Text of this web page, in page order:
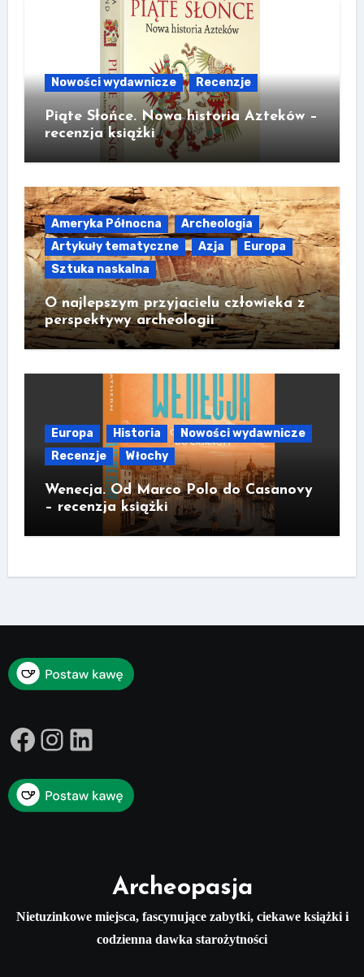
Nowości wydawnicze Recenzje
Piąte Słońce. Nowa historia Azteków –
recenzja książki
Ameryka Północna
Archeologia
Artykuły tematyczne
Azja
Europa
Sztuka naskalna
O najlepszym przyjacielu człowieka z
perspektywy archeologii
Europa Historia
Nowości wydawnicze
Recenzje
Włochy
Wenecja. Od Marco Polo do Casanovy
– recenzja książki
Facebook
Instagram
LinkedIn
Archeopasja
Nietuzinkowe miejsca, fascynujące zabytki, ciekawe książki i
codzienna dawka starożytności